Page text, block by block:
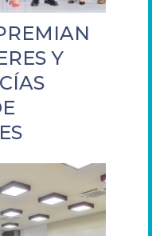
Y